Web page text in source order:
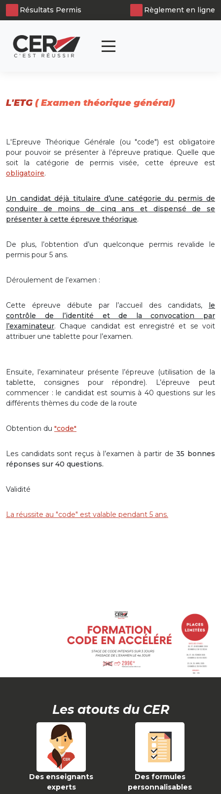
Panneau de gestion des cookies
Résultats Permis Règlement en ligne
L'ETG( Examen théorique général)
L'Epreuve Théorique Générale (ou "code") est obligatoire
pour pouvoir se présenter à l'épreuve pratique. Quelle que
soit la catégorie de permis visée, cette épreuve est
obligatoire.
Un candidat déjà titulaire d’une catégorie du permis de
conduire de moins de cinq ans et dispensé de se
présenter à cette épreuve théorique.
De plus, l’obtention d’un quelconque permis revalide le
permis pour 5 ans.
Déroulement de l’examen :
Cette épreuve débute par l’accueil des candidats, le
contrôle de l’identité et de la convocation par
l’examinateur. Chaque candidat est enregistré et se voit
attribuer une tablette pour l’examen.
Ensuite, l’examinateur présente l’épreuve (utilisation de la
tablette, consignes pour répondre). L’épreuve peut
commencer : le candidat est soumis à 40 questions sur les
différents thèmes du code de la route
Obtention du "code"
Les candidats sont reçus à l’examen à partir de35 bonnes
réponses sur 40 questions.
Validité
La réussite au "code" est valable pendant 5 ans.
Les atouts du CER
Des enseignants
experts
Des formules
personnalisables